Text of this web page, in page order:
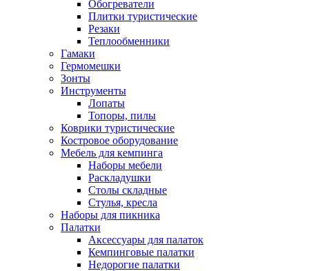
Обогреватели
Плитки туристические
Резаки
Теплообменники
Гамаки
Гермомешки
Зонты
Инструменты
Лопаты
Топоры, пилы
Коврики туристические
Костровое оборудование
Мебель для кемпинга
Наборы мебели
Раскладушки
Столы складные
Стулья, кресла
Наборы для пикника
Палатки
Аксессуары для палаток
Кемпинговые палатки
Недорогие палатки